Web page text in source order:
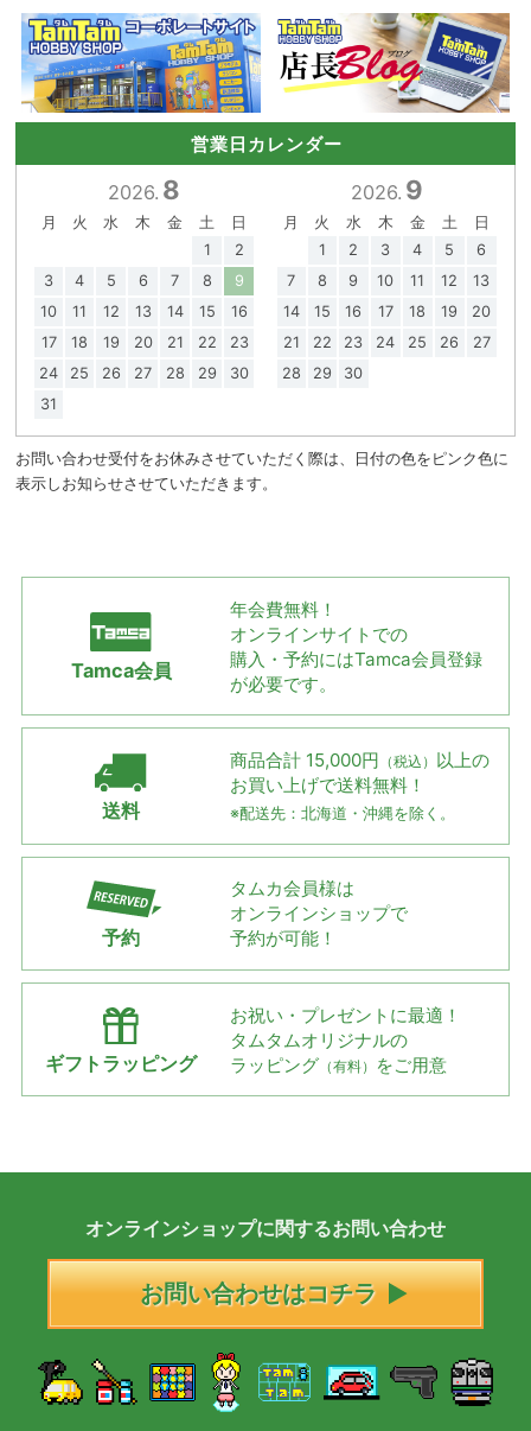
営業日カレンダー
2026. 8
月 火 水 木 金 土
日
1
2
3
4 5 6 7 8
9
10
11 12 13 14 15
16
17
18 19 20 21 22
23
24
25 26 27 28 29
30
31
2026. 9
月 火 水 木 金 土
日
1
2 3 4 5
6
7
8 9 10 11 12
13
14
15 16 17 18 19
20
21
22 23 24 25 26
27
28
29 30
お問い合わせ受付をお休みさせていただく際は、日付の色をピンク色に
表示しお知らせさせていただきます。
Tamca会員
年会費無料！
オンラインサイトでの
購入・予約にはTamca会員登録
が必要です。
送料
商品合計 15,000円 （税込） 以上の
お買い上げで送料無料！
※配送先：北海道・沖縄を除く。
予約
タムカ会員様は
オンラインショップで
予約が可能！
ギフトラッピング
お祝い・プレゼントに最適！
タムタムオリジナルの
ラッピング （有料） をご用意
オンラインショップに関するお問い合わせ
お問い合わせはコチラ